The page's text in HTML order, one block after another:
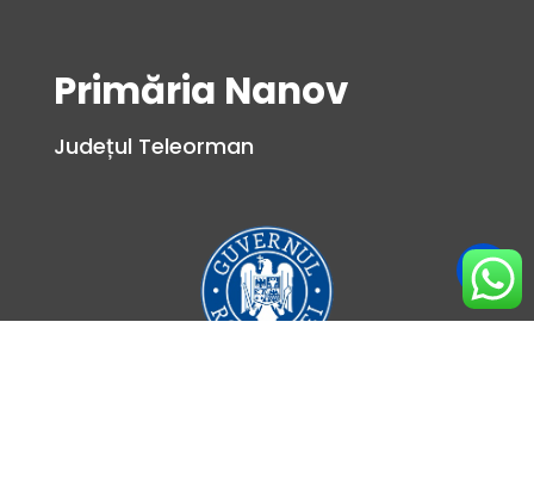
Primăria Nanov
Județul Teleorman